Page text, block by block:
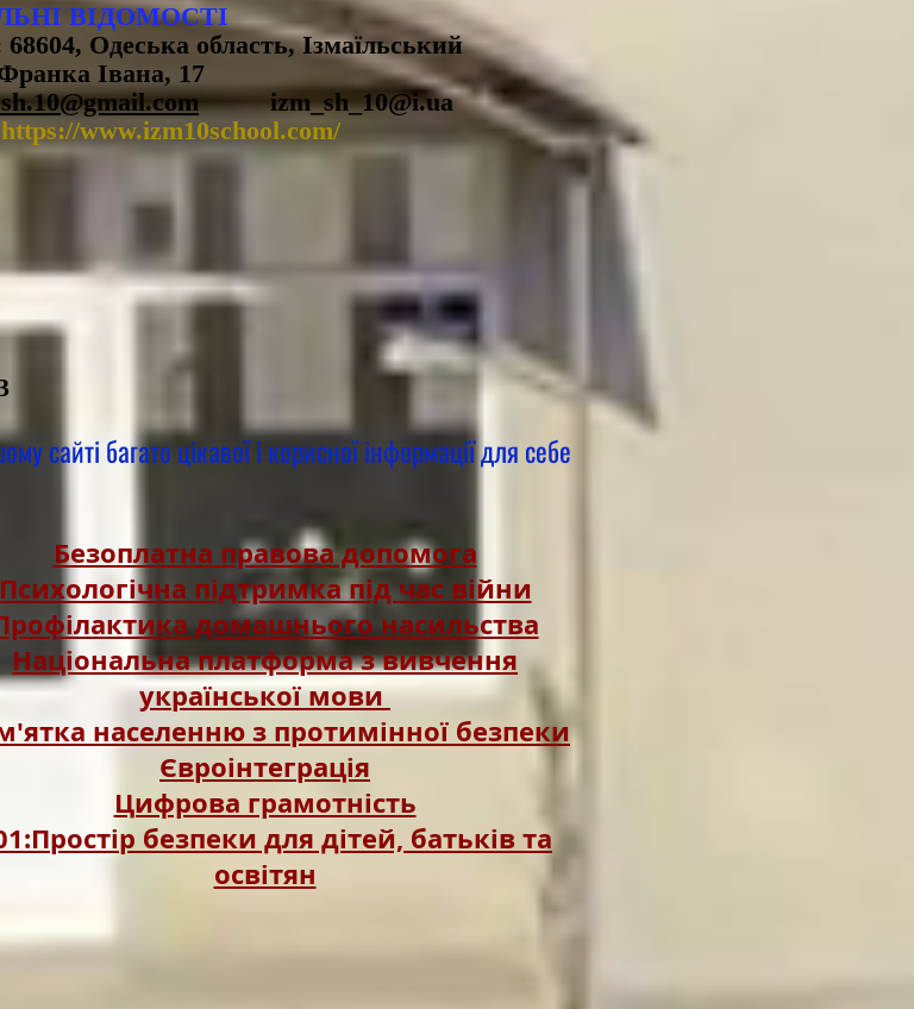
ВІДОМОСТІ
Одеська область, Ізмаїльський
Івана, 17
izm_sh_10@i.ua
https://www.izm10school.com/
сайті багато цікавої і корисної інформації для себе
Безоплатна правова допомога
Психологічна підтримка під час війни
домашнього насильства
Національна платформа з вивчення
української мови
населенню з протимінної безпеки
Євроінтеграція
Цифрова грамотність
безпеки для дітей, батьків та
освітян